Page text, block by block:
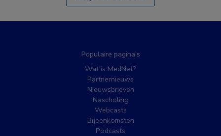
Populaire pagina’s
Wat is MedNet?
Partnernieuws
Nieuwsbrieven
Nascholing
Webcasts
Bijeenkomsten
Podcasts